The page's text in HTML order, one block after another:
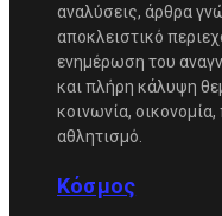
αναλύσεις, άρθρα
αποκλειστικό
ενημέρωση του
και πλήρη κάλυψη
κοινωνία, οικονομία,
αθλητισμό.
Κόσμος